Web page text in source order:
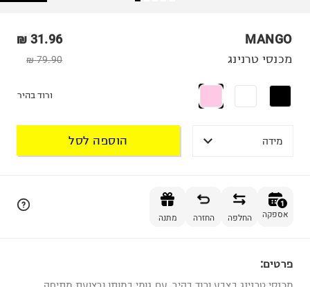
MANGO
31.96 ₪
79.90 ₪ מכנסי טרנינג
ורוד בהיר
מידה הוספה לסל
1
אספקה החלפה החזרה מתנה
פרטים: